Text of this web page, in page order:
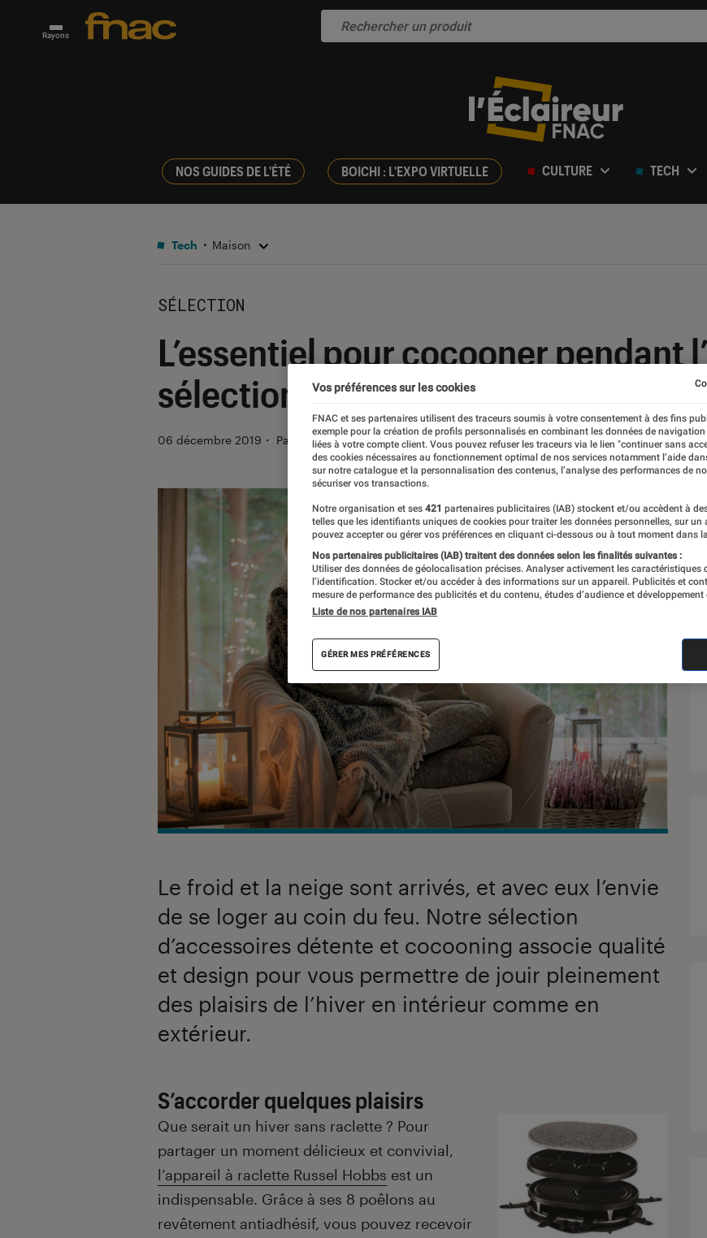
Rayons
NOS GUIDES DE L'ÉTÉ BOICHI : L'EXPO VIRTUELLE CULTURE TECH
Tech Maison
SÉLECTION
L’essentiel pour cocooner pendant
sélection qui réchauffe
06 décembre 2019 ・ Par Thibault
Le froid et la neige sont arrivés, et avec eux l’envie
de se loger au coin du feu. Notre sélection
d’accessoires détente et cocooning associe qualité
et design pour vous permettre de jouir pleinement
des plaisirs de l’hiver en intérieur comme en
extérieur.
S’accorder quelques plaisirs
Que serait un hiver sans raclette ? Pour
partager un moment délicieux et convivial,
l’appareil à raclette Russel Hobbs est un
indispensable. Grâce à ses 8 poêlons au
revêtement antiadhésif, vous pouvez recevoir
Vos préférences sur les cookies
FNAC et ses partenaires utilisent des traceurs soumis à votre consentement à des fins
exemple pour la création de profils personnalisés en combinant les données de navigation
liées à votre compte client. Vous pouvez refuser les traceurs via le lien "continuer sans
des cookies nécessaires au fonctionnement optimal de nos services notamment l’aide
sur notre catalogue et la personnalisation des contenus, l’analyse des performances de
sécuriser vos transactions.
Notre organisation et ses 421 partenaires publicitaires (IAB) stockent et/ou accèdent à
telles que les identifiants uniques de cookies pour traiter les données personnelles, sur un
pouvez accepter ou gérer vos préférences en cliquant ci-dessous ou à tout moment dans la
Nos partenaires publicitaires (IAB) traitent des données selon les finalités suivantes :
Utiliser des données de géolocalisation précises. Analyser activement les caractéristiques
l’identification. Stocker et/ou accéder à des informations sur un appareil. Publicités et
mesure de performance des publicités et du contenu, études d’audience et développement
Liste de nos partenaires IAB
GÉRER MES PRÉFÉRENCES